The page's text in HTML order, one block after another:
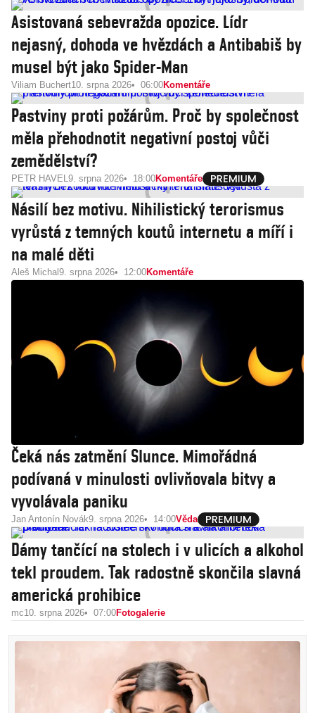
Asistovaná sebevražda opozice. Lídr
nejasný, dohoda ve hvězdách a Antibabiš by
musel být jako Spider-Man
Viliam Buchert10. srpna 2026 06:00Komentáře
Pastviny proti požárům. Proč by společnost
měla přehodnotit negativní postoj vůči
zemědělství?
PETR HAVEL9. srpna 2026 18:00Komentáře
Násilí bez motivu. Nihilistický terorismus
vyrůstá z temných koutů internetu a míří i
na malé děti
Aleš Michal 9. srpna 2026 12:00Komentáře
Čeká nás zatmění Slunce. Mimořádná
podívaná v minulosti ovlivňovala bitvy a
vyvolávala paniku
Jan Antonín Novák9. srpna 2026 14:00Věda
Dámy tančící na stolech i v ulicích a alkohol
tekl proudem. Tak radostně skončila slavná
americká prohibice
mc10. srpna 2026 07:00Fotogalerie